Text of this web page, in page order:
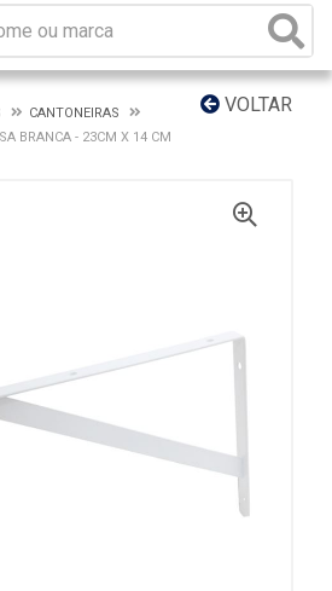
VOLTAR
CANTONEIRAS
BRANCA - 23CM X 14 CM